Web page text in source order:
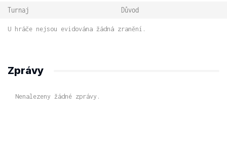
Turnaj Důvod
U hráče nejsou evidována žádná zranění.
Zprávy
Nenalezeny žádné zprávy.